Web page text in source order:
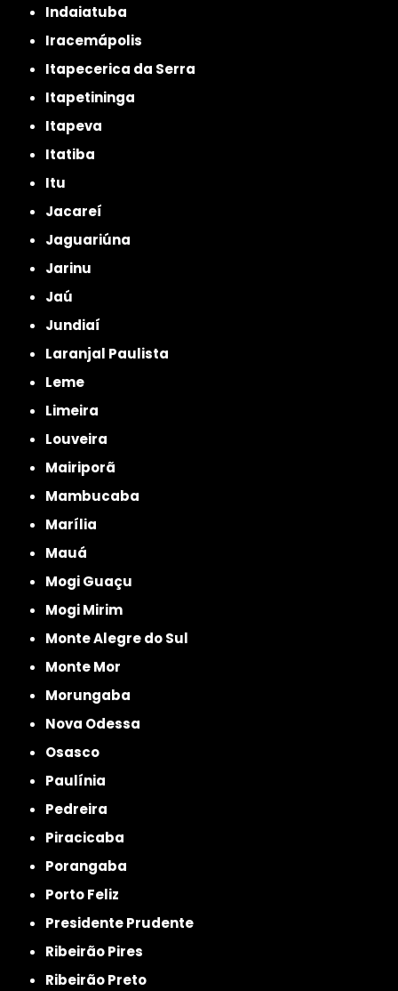
Indaiatuba
Iracemápolis
Itapecerica da Serra
Itapetininga
Itapeva
Itatiba
Itu
Jacareí
Jaguariúna
Jarinu
Jaú
Jundiaí
Laranjal Paulista
Leme
Limeira
Louveira
Mairiporã
Mambucaba
Marília
Mauá
Mogi Guaçu
Mogi Mirim
Monte Alegre do Sul
Monte Mor
Morungaba
Nova Odessa
Osasco
Paulínia
Pedreira
Piracicaba
Porangaba
Porto Feliz
Presidente Prudente
Ribeirão Pires
Ribeirão Preto